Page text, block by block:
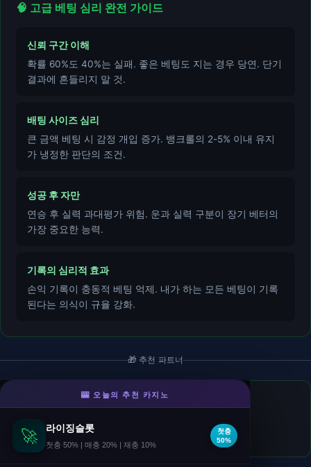
🧠 고급 베팅 심리 완전 가이드
신뢰 구간 이해
확률 60%도 40%는 실패. 좋은 베팅도 지는 경우 당연. 단기
결과에 흔들리지 말 것.
배팅 사이즈 심리
큰 금액 베팅 시 감정 개입 증가. 뱅크롤의 2-5% 이내 유지
가 냉정한 판단의 조건.
성공 후 자만
연승 후 실력 과대평가 위험. 운과 실력 구분이 장기 베터의
가장 중요한 능력.
기록의 심리적 효과
손익 기록이 충동적 베팅 억제. 내가 하는 모든 베팅이 기록
된다는 의식이 규율 강화.
🎁 추천 파트너
🎁 첫입금 20%
🎰 오늘의 추천 카지노
🚀 라이징슬롯
첫충 50% | 매충 20% | 재충 10%
첫충
50%